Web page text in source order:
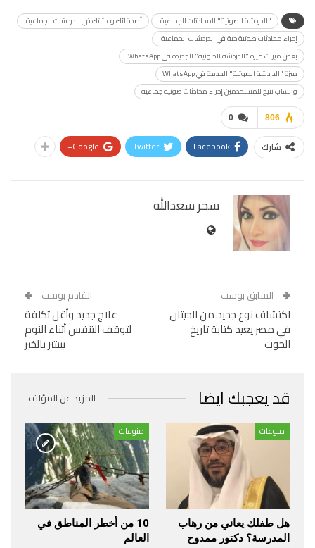
"الدردشة الصوتية" للمحادثات الجماعية.
أصدقائك وعائلتك في الدردشات الجماعية.
إجراء محادثات صوتية حية في الدردشات الجماعية.
بعض ميزات ميزة "الدردشة الصوتية" الجديدة في WhatsApp:
ميزة "الدردشة الصوتية" الجديدة في WhatsApp
واتساب تتيح للمستخدمين إجراء محادثات صوتية جماعية
0 806
شارك Facebook
Twitter
Google+
سحر سعدالله
السابق بوست
اكتشاف نوع جديد من الحيتان
في مصر يعيد كتابة تاريخ
الحوت
القادم بوست
علاج جديد وأقل تكلفة
لتوقف التنفس أثناء النوم
يبشر بالخير
قد يعجبك ايضا المزيد عن المؤلف
منوعات
هل طفلك يعاني من رهاب
المدرسة؟ دكتور ممدوح
منوعات
10 من أخطر المناطق في
العالم